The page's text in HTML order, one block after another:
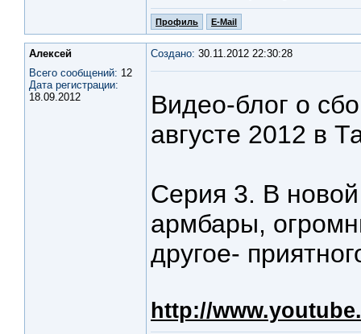
Профиль E-Mail
Алексей
Всего сообщений: 12
Дата регистрации:
18.09.2012
Создано: 30.11.2012 22:30:28
Видео-блог о
августе 2012 в
Серия 3. В
армбары,
другое-
http://